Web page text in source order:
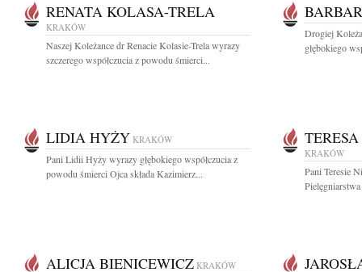
RENATA KOLASA-TRELA
KRAKÓW
Naszej Koleżance dr Renacie Kolasie-Trela wyrazy
szczerego współczucia z powodu śmierci...
Drogiej
głębokiego
LIDIA HYŻY KRAKÓW
Pani Lidii Hyży wyrazy głębokiego współczucia z
powodu śmierci Ojca składa Kazimierz...
KRAKÓW
Pani Teresie
ALICJA BIENICEWICZ KRAKÓW